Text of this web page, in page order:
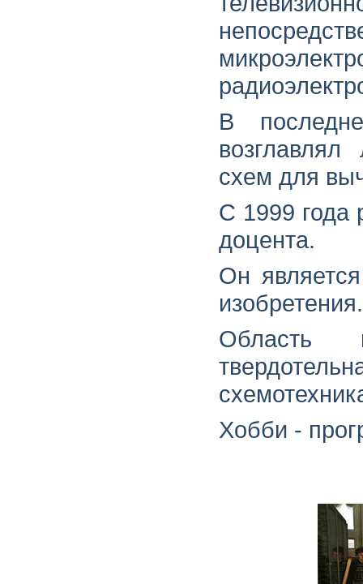
В
схем для
С 1999 года
доцента.
Он
изобретения.
Область
Хобби -